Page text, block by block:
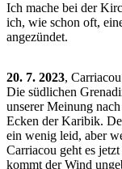
Ich mache bei der
ich, wie schon oft,
angezündet.
20. 7. 2023,
Die südlichen
unserer Meinung
Ecken der Karibik.
ein wenig leid, aber
Carriacou geht es
kommt der Wind